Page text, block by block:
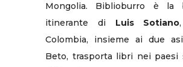
Mongolia. Biblioburro è la
itinerante di Luis Sotiano
Colombia, insieme ai due
Beto, trasporta libri nei paesi